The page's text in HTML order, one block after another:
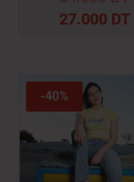
27.000 DT
-40%